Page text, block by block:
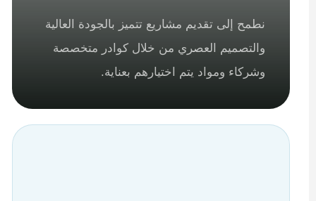
نطمح إلى تقديم مشاريع تتميز بالجودة العالية
والتصميم العصري من خلال كوادر متخصصة
وشركاء ومواد يتم اختيارهم بعناية.